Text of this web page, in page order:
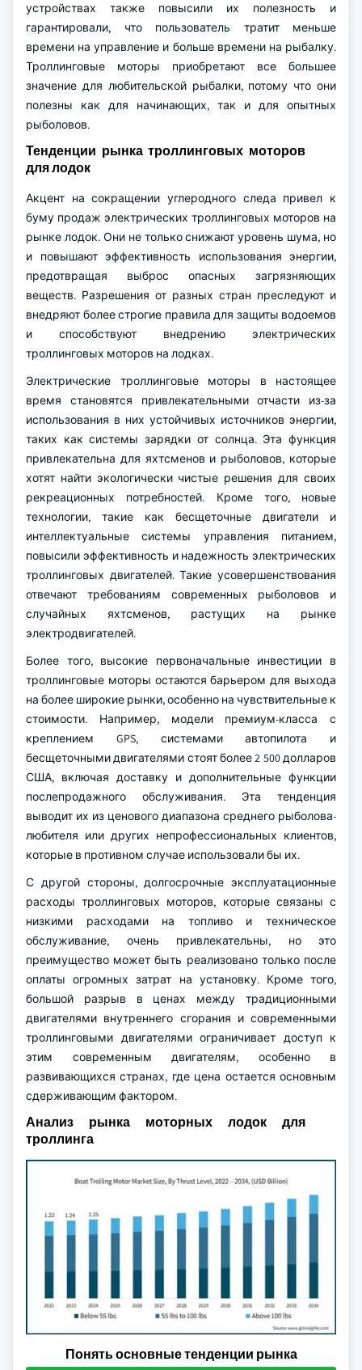
устройствах также повысили их полезность и
гарантировали, что пользователь тратит меньше
времени на управление и больше времени на рыбалку.
Троллинговые моторы приобретают все большее
значение для любительской рыбалки, потому что они
полезны как для начинающих, так и для опытных
рыболовов.
Тенденции рынка троллинговых моторов
для лодок
Акцент на сокращении углеродного следа привел к
буму продаж электрических троллинговых моторов на
рынке лодок. Они не только снижают уровень шума, но
и повышают эффективность использования энергии,
предотвращая выброс опасных загрязняющих
веществ. Разрешения от разных стран преследуют и
внедряют более строгие правила для защиты водоемов
и способствуют внедрению электрических
троллинговых моторов на лодках.
Электрические троллинговые моторы в настоящее
время становятся привлекательными отчасти из-за
использования в них устойчивых источников энергии,
таких как системы зарядки от солнца. Эта функция
привлекательна для яхтсменов и рыболовов, которые
хотят найти экологически чистые решения для своих
рекреационных потребностей. Кроме того, новые
технологии, такие как бесщеточные двигатели и
интеллектуальные системы управления питанием,
повысили эффективность и надежность электрических
троллинговых двигателей. Такие усовершенствования
отвечают требованиям современных рыболовов и
случайных яхтсменов, растущих на рынке
электродвигателей.
Более того, высокие первоначальные инвестиции в
троллинговые моторы остаются барьером для выхода
на более широкие рынки, особенно на чувствительные к
стоимости. Например, модели премиум-класса с
креплением GPS, системами автопилота и
бесщеточными двигателями стоят более 2 500 долларов
США, включая доставку и дополнительные функции
послепродажного обслуживания. Эта тенденция
выводит их из ценового диапазона среднего рыболова-
любителя или других непрофессиональных клиентов,
которые в противном случае использовали бы их.
С другой стороны, долгосрочные эксплуатационные
расходы троллинговых моторов, которые связаны с
низкими расходами на топливо и техническое
обслуживание, очень привлекательны, но это
преимущество может быть реализовано только после
оплаты огромных затрат на установку. Кроме того,
большой разрыв в ценах между традиционными
двигателями внутреннего сгорания и современными
троллинговыми двигателями ограничивает доступ к
этим современным двигателям, особенно в
развивающихся странах, где цена остается основным
сдерживающим фактором.
Анализ рынка моторных лодок для
троллинга
Понять основные тенденции рынка